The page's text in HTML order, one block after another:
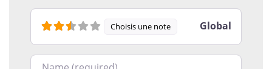
Choisis une note Global
Nom